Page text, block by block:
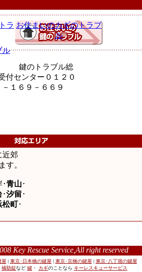
ラ お住まいのカギのトラブ
ル
ル
鍵のトラブル総
付センター０１２０
－１６９－６６９
近郊
す。
青山 ･
･汐留 ･
松町･
Key Rescue Service,All right reserved
屋 | 東京･日本橋の鍵屋 | 東京･京橋の鍵屋 | 東京･八丁堀の鍵屋
補助錠など 鍵 ・ カギのことなら キーレスキューサービス